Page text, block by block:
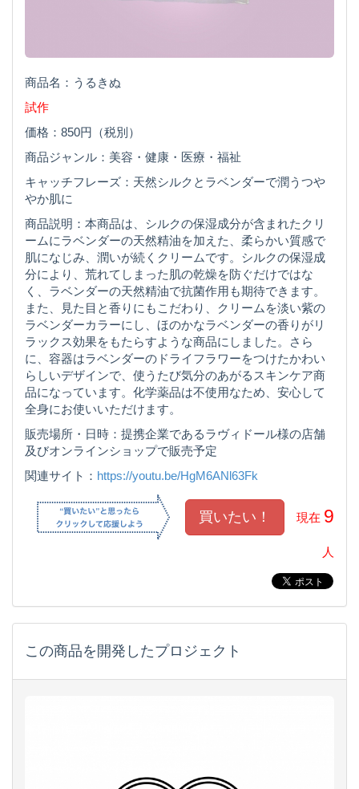
商品名：うるきぬ
試作
価格：850円（税別）
商品ジャンル：美容・健康・医療・福祉
キャッチフレーズ：天然シルクとラベンダーで潤うつや
やか肌に
商品説明：本商品は、シルクの保湿成分が含まれたクリ
ームにラベンダーの天然精油を加えた、柔らかい質感で
肌になじみ、潤いが続くクリームです。シルクの保湿成
分により、荒れてしまった肌の乾燥を防ぐだけではな
く、ラベンダーの天然精油で抗菌作用も期待できます。
また、見た目と香りにもこだわり、クリームを淡い紫の
ラベンダーカラーにし、ほのかなラベンダーの香りがリ
ラックス効果をもたらすような商品にしました。さら
に、容器はラベンダーのドライフラワーをつけたかわい
らしいデザインで、使うたび気分のあがるスキンケア商
品になっています。化学薬品は不使用なため、安心して
全身にお使いいただけます。
販売場所・日時：提携企業であるラヴィドール様の店舗
及びオンラインショップで販売予定
関連サイト： https://youtu.be/HgM6ANl63Fk
現在 9
人
この商品を開発したプロジェクト